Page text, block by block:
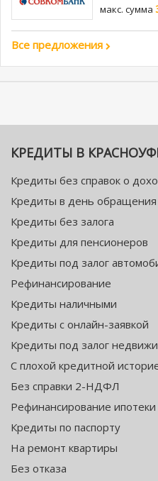
макс. сумма
Все предложения
КРЕДИТЫ В
Кредиты без справок о
Кредиты в день обращения
Кредиты без залога
Кредиты для пенсионеров
Кредиты под залог
Рефинансирование
Кредиты наличными
Кредиты с онлайн-заявкой
Кредиты под залог
С плохой кредитной
Без справки 2-НДФЛ
Рефинансирование ипотеки
Кредиты по паспорту
На ремонт квартиры
Без отказа